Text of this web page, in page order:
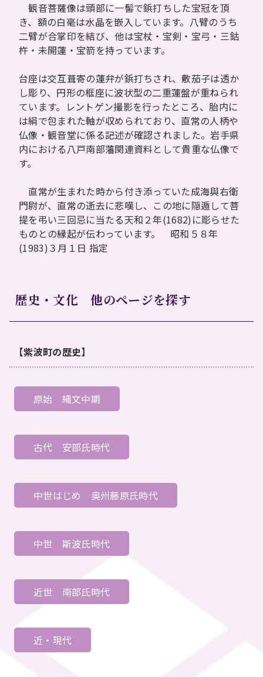
観音菩薩像は頭部に一髻で鋲打ちした宝冠を頂
き、額の白毫は水晶を嵌入しています。八臂のうち
二臂が合掌印を結び、他は宝杖・宝剣・宝弓・三鈷
杵・未開蓮・宝箭を持っています。
台座は交互葺寄の蓮弁が鋲打ちされ、敷茄子は透か
し彫り、円形の框座に波状型の二重蓮盤が重ねられ
ています。レントゲン撮影を行ったところ、胎内に
は絹で包まれた軸が収められており、直常の人柄や
仏像・観音堂に係る記述が確認されました。岩手県
内における八戸南部藩関連資料として貴重な仏像で
す。
直常が生まれた時から付き添っていた成海與右衛
門尉が、直常の逝去に悲嘆し、この地に隠遁して菩
提を弔い三回忌に当たる天和２年(1682)に彫らせた
ものとの縁起が伝わっています。 昭和５８年
(1983)３月１日 指定
歴史・文化 他のページを探す
【紫波町の歴史】
原始 縄文中期
古代 安部氏時代
中世はじめ 奥州藤原氏時代
中世 斯波氏時代
近世 南部氏時代
近・現代